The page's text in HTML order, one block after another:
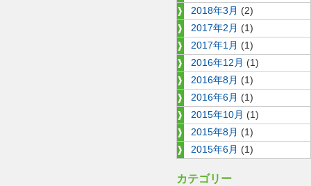
2018年3月 (2)
2017年2月 (1)
2017年1月 (1)
2016年12月 (1)
2016年8月 (1)
2016年6月 (1)
2015年10月 (1)
2015年8月 (1)
2015年6月 (1)
カテゴリー